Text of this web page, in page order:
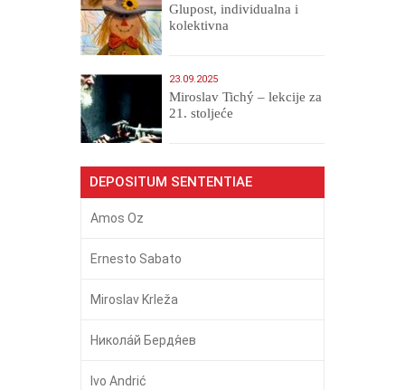
Glupost, individualna i
kolektivna
23.09.2025
Miroslav Tichý – lekcije za
21. stoljeće
DEPOSITUM SENTENTIAE
Amos Oz
Ernesto Sabato
Miroslav Krleža
Никола́й Бердя́ев
Ivo Andrić